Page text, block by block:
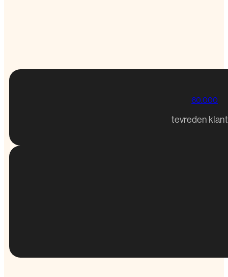
60.000
tevreden